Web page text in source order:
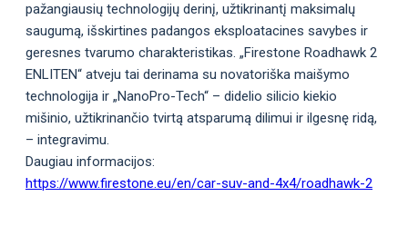
pažangiausių technologijų derinį, užtikrinantį maksimalų
saugumą, išskirtines padangos eksploatacines savybes ir
geresnes tvarumo charakteristikas. „Firestone Roadhawk 2
ENLITEN“ atveju tai derinama su novatoriška maišymo
technologija ir „NanoPro-Tech“ – didelio silicio kiekio
mišinio, užtikrinančio tvirtą atsparumą dilimui ir ilgesnę ridą,
– integravimu.
Daugiau informacijos:
https://www.firestone.eu/en/car-suv-and-4x4/roadhawk-2